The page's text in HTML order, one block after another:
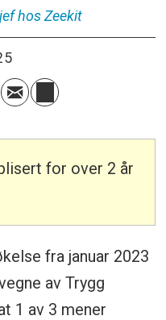
hos Zeekit
for over 2 år
fra januar 2023
av Trygg
1 av 3 mener